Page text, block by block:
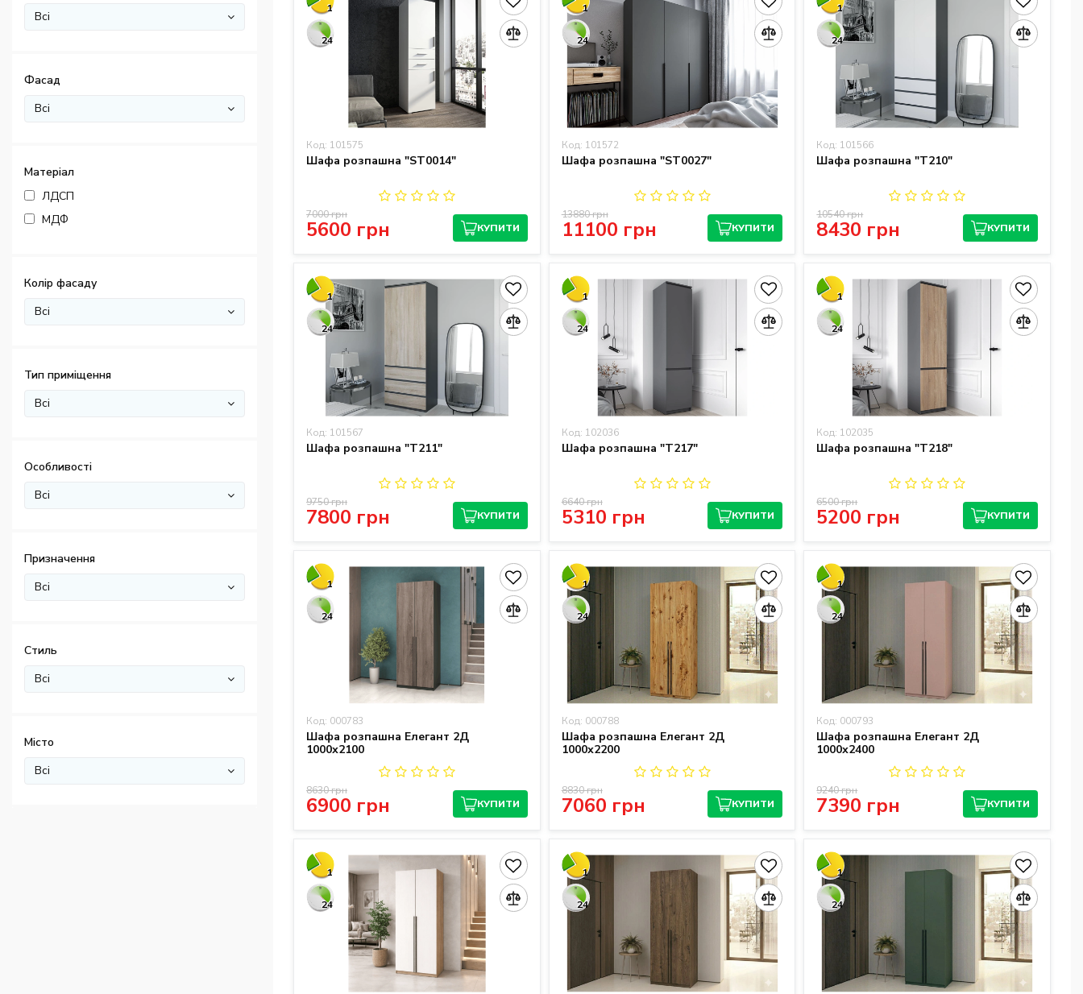
Всі
Фасад
Всі
Матеріал
ЛДСП
МДФ
Колір фасаду
Всі
Тип приміщення
Всі
Особливості
Всі
Призначення
Всі
Стиль
Всі
Місто
Всі
1
24
Код: 101575
Шафа розпашна "ST0014"
5600 грн
7000 грн
КУПИТИ
1
24
Код: 101572
Шафа розпашна "ST0027"
11100 грн
13880 грн
КУПИТИ
1
24
Код: 101566
Шафа розпашна "T210"
8430 грн
10540 грн
КУПИТИ
1
24
Код: 101567
Шафа розпашна "T211"
7800 грн
9750 грн
КУПИТИ
1
24
Код: 102036
Шафа розпашна "T217"
5310 грн
6640 грн
КУПИТИ
1
24
Код: 102035
Шафа розпашна "T218"
5200 грн
6500 грн
КУПИТИ
1
24
Код: 000783
Шафа розпашна Елегант 2Д
1000х2100
6900 грн
8630 грн
КУПИТИ
1
24
Код: 000788
Шафа розпашна Елегант 2Д
1000х2200
7060 грн
8830 грн
КУПИТИ
1
24
Код: 000793
Шафа розпашна Елегант 2Д
1000х2400
7390 грн
9240 грн
КУПИТИ
1
24
1
24
1
24